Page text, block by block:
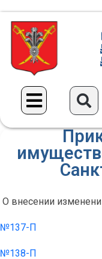
О внесении
№137-П
№138-П